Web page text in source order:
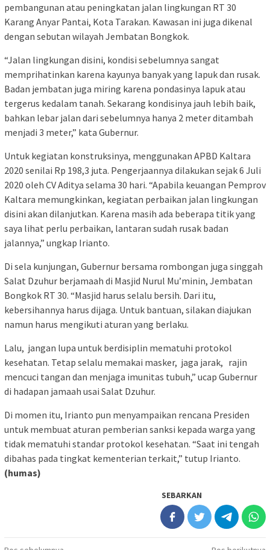
pembangunan atau peningkatan jalan lingkungan RT 30
Karang Anyar Pantai, Kota Tarakan. Kawasan ini juga dikenal
dengan sebutan wilayah Jembatan Bongkok.
“Jalan lingkungan disini, kondisi sebelumnya sangat
memprihatinkan karena kayunya banyak yang lapuk dan rusak.
Badan jembatan juga miring karena pondasinya lapuk atau
tergerus kedalam tanah. Sekarang kondisinya jauh lebih baik,
bahkan lebar jalan dari sebelumnya hanya 2 meter ditambah
menjadi 3 meter,” kata Gubernur.
Untuk kegiatan konstruksinya, menggunakan APBD Kaltara
2020 senilai Rp 198,3 juta. Pengerjaannya dilakukan sejak 6 Juli
2020 oleh CV Aditya selama 30 hari. “Apabila keuangan Pemprov
Kaltara memungkinkan, kegiatan perbaikan jalan lingkungan
disini akan dilanjutkan. Karena masih ada beberapa titik yang
saya lihat perlu perbaikan, lantaran sudah rusak badan
jalannya,” ungkap Irianto.
Di sela kunjungan, Gubernur bersama rombongan juga singgah
Salat Dzuhur berjamaah di Masjid Nurul Mu’minin, Jembatan
Bongkok RT 30. “Masjid harus selalu bersih. Dari itu,
kebersihannya harus dijaga. Untuk bantuan, silakan diajukan
namun harus mengikuti aturan yang berlaku.
Lalu, jangan lupa untuk berdisiplin mematuhi protokol
kesehatan. Tetap selalu memakai masker, jaga jarak, rajin
mencuci tangan dan menjaga imunitas tubuh,” ucap Gubernur
di hadapan jamaah usai Salat Dzuhur.
Di momen itu, Irianto pun menyampaikan rencana Presiden
untuk membuat aturan pemberian sanksi kepada warga yang
tidak mematuhi standar protokol kesehatan. “Saat ini tengah
dibahas pada tingkat kementerian terkait,” tutup Irianto.
(humas)
SEBARKAN